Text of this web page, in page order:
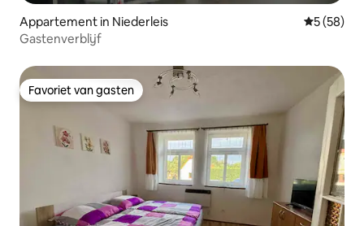
Appartement in Niederleis
5 (58)
Gastenverblijf
Favoriet van gasten
Favoriet van gasten